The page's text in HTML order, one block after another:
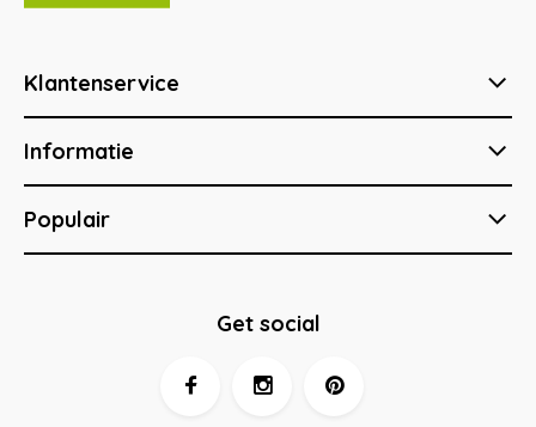
Klantenservice
Informatie
Populair
Get social